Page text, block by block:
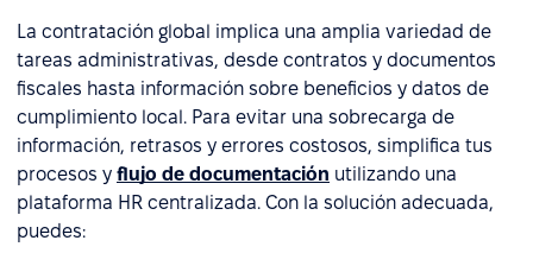
La contratación global implica una amplia variedad de
tareas administrativas, desde contratos y documentos
fiscales hasta información sobre beneficios y datos de
cumplimiento local. Para evitar una sobrecarga de
información, retrasos y errores costosos, simplifica tus
procesos y flujo de documentación utilizando una
plataforma HR centralizada. Con la solución adecuada,
puedes: